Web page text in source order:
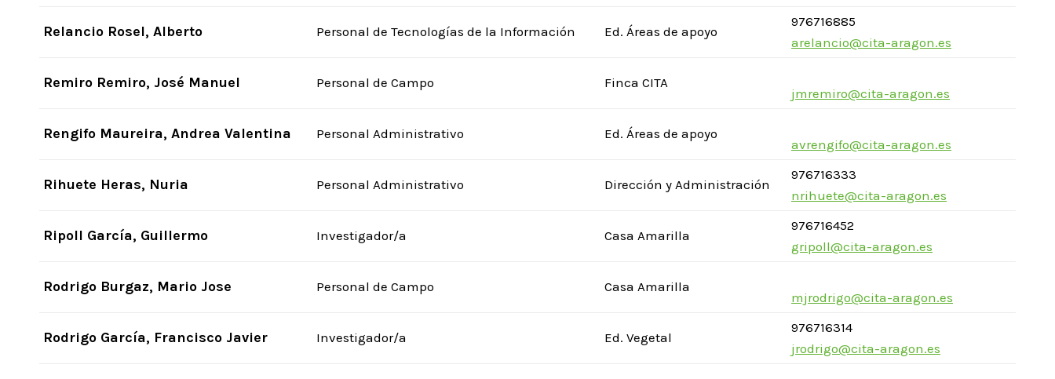
Relancio Rosel, Alberto Personal de Tecnologías de la Información Ed. Áreas de apoyo
976716885
arelancio@cita-aragon.es
Remiro Remiro, José Manuel Personal de Campo Finca CITA
jmremiro@cita-aragon.es
Rengifo Maureira, Andrea Valentina Personal Administrativo Ed. Áreas de apoyo
avrengifo@cita-aragon.es
Rihuete Heras, Nuria Personal Administrativo Dirección y Administración
976716333
nrihuete@cita-aragon.es
Ripoll García, Guillermo Investigador/a Casa Amarilla
976716452
gripoll@cita-aragon.es
Rodrigo Burgaz, Mario Jose Personal de Campo Casa Amarilla
mjrodrigo@cita-aragon.es
Rodrigo García, Francisco Javier Investigador/a Ed. Vegetal
976716314
jrodrigo@cita-aragon.es